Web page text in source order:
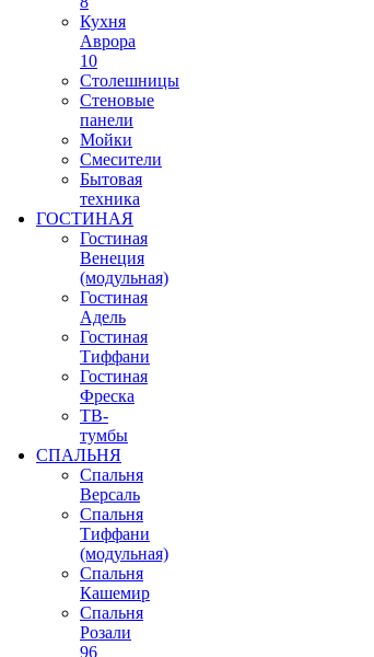
Кухня
Аврора
10
Столешницы
Стеновые
панели
Мойки
Смесители
Бытовая
техника
ГОСТИНАЯ
Гостиная
Венеция
(модульная)
Гостиная
Адель
Гостиная
Тиффани
Гостиная
Фреска
ТВ-
тумбы
СПАЛЬНЯ
Спальня
Версаль
Спальня
Тиффани
(модульная)
Спальня
Кашемир
Спальня
Розали
96